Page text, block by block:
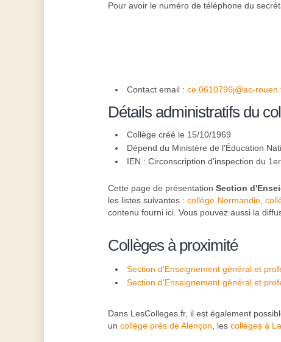
Pour avoir le numéro de téléphone du
Contact email : ce.0610796j@ac-
Détails administratifs du
Collège créé le 15/10/1969
Dépend du Ministère de l'Éducation
IEN : Circonscription d'inspection du
Cette page de présentation Section
les listes suivantes :collège Normandie,
contenu fourni ici. Vous pouvez aussi la
Collèges à proximité
Section d'Enseignement général et
Molière - L'Aigle
Section d'Enseignement général et
Dans LesColleges.fr, il est également
un collège près de Alençon , les collèges à